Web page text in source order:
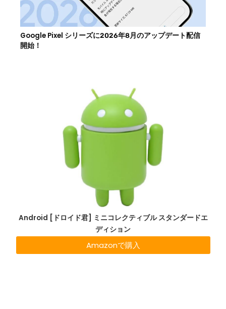
Google Pixel シリーズに2026年8月のアップデート配信
開始！
Android [ドロイド君] ミニコレクティブル スタンダードエ
ディション
Amazonで購入